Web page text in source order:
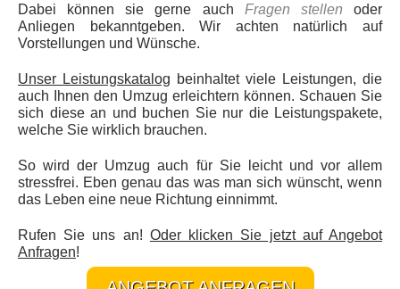
Dabei können sie gerne auch Fragen stellen oder
Anliegen bekanntgeben. Wir achten natürlich auf
Vorstellungen und Wünsche.
Unser Leistungskatalog beinhaltet viele Leistungen, die
auch Ihnen den Umzug erleichtern können. Schauen Sie
sich diese an und buchen Sie nur die Leistungspakete,
welche Sie wirklich brauchen.
So wird der Umzug auch für Sie leicht und vor allem
stressfrei. Eben genau das was man sich wünscht, wenn
das Leben eine neue Richtung einnimmt.
Rufen Sie uns an! Oder klicken Sie jetzt auf Angebot
Anfragen!